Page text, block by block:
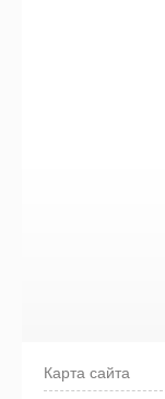
Карта сайта